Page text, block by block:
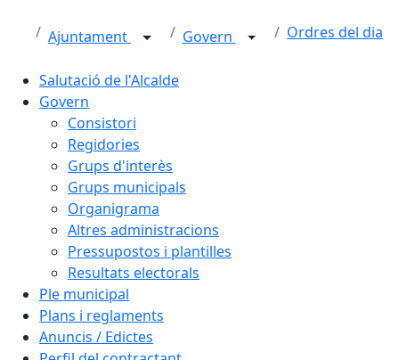
Ajuntament Govern Ordres del dia
Salutació de l'Alcalde
Govern
Consistori
Regidories
Grups d'interès
Grups municipals
Organigrama
Altres administracions
Pressupostos i plantilles
Resultats electorals
Ple municipal
Plans i reglaments
Anuncis / Edictes